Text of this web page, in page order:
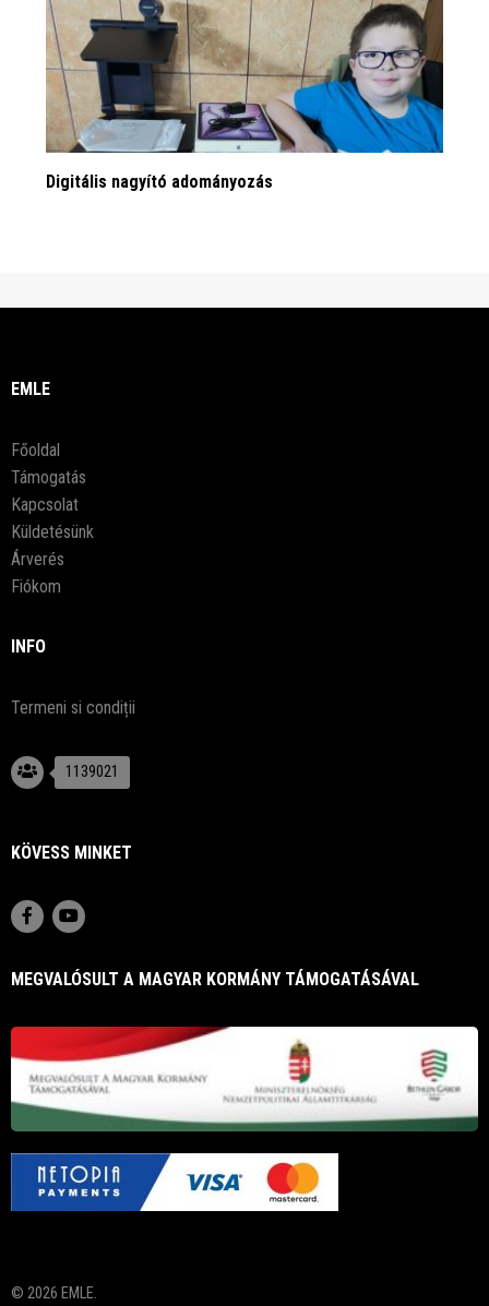
Digitális nagyító adományozás
EMLE
Főoldal
Támogatás
Kapcsolat
Küldetésünk
Árverés
Fiókom
INFO
Termeni si condiții
1139021
KÖVESS MINKET
MEGVALÓSULT A MAGYAR KORMÁNY TÁMOGATÁSÁVAL
© 2026 EMLE.